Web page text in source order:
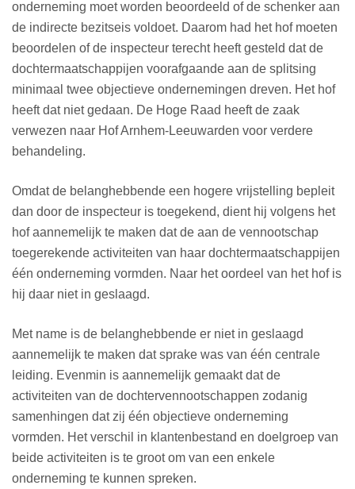
onderneming moet worden beoordeeld of de schenker aan
de indirecte bezitseis voldoet. Daarom had het hof moeten
beoordelen of de inspecteur terecht heeft gesteld dat de
dochtermaatschappijen voorafgaande aan de splitsing
minimaal twee objectieve ondernemingen dreven. Het hof
heeft dat niet gedaan. De Hoge Raad heeft de zaak
verwezen naar Hof Arnhem-Leeuwarden voor verdere
behandeling.
Omdat de belanghebbende een hogere vrijstelling bepleit
dan door de inspecteur is toegekend, dient hij volgens het
hof aannemelijk te maken dat de aan de vennootschap
toegerekende activiteiten van haar dochtermaatschappijen
één onderneming vormden. Naar het oordeel van het hof is
hij daar niet in geslaagd.
Met name is de belanghebbende er niet in geslaagd
aannemelijk te maken dat sprake was van één centrale
leiding. Evenmin is aannemelijk gemaakt dat de
activiteiten van de dochtervennootschappen zodanig
samenhingen dat zij één objectieve onderneming
vormden. Het verschil in klantenbestand en doelgroep van
beide activiteiten is te groot om van een enkele
onderneming te kunnen spreken.